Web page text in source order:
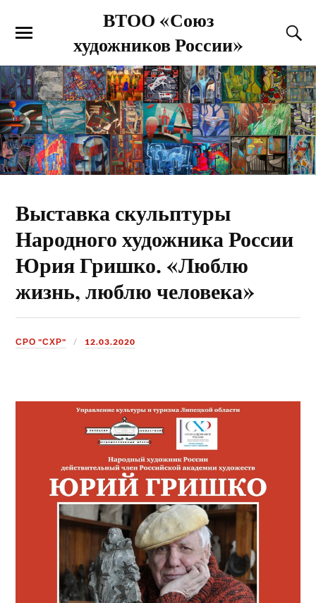
ВТОО «Союз
художников России»
Выставка скульптуры
Народного художника России
Юрия Гришко. «Люблю
жизнь, люблю человека»
СРО "СХР" 12.03.2020